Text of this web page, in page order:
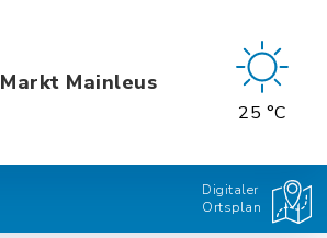
Markt Mainleus
25 °C
Digitaler
Ortsplan